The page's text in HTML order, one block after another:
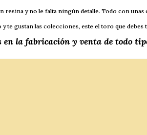
resina y no le falta ningún detalle. Todo con
te gustan las colecciones, este el toro que debes
en la fabricación y venta de todo